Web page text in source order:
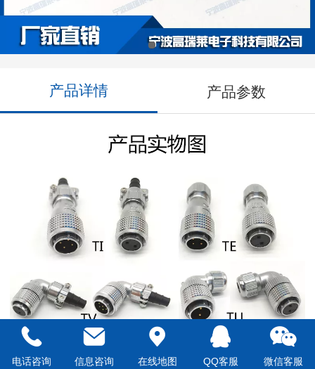
HWF16同威浦WF系列对接方座ZE
产品详情 产品参数
电话咨询 信息咨询 在线地图 QQ客服 微信客服